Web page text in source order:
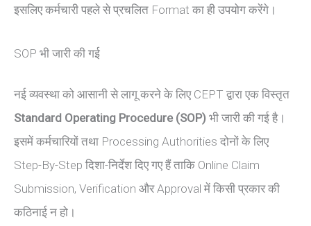
इसलिए कर्मचारी पहले से प्रचलित Format का ही उपयोग करेंगे।
SOP भी जारी की गई
नई व्यवस्था को आसानी से लागू करने के लिए CEPT द्वारा एक विस्तृत
Standard Operating Procedure (SOP) भी जारी की गई है।
इसमें कर्मचारियों तथा Processing Authorities दोनों के लिए
Step-By-Step दिशा-निर्देश दिए गए हैं ताकि Online Claim
Submission, Verification और Approval में किसी प्रकार की
कठिनाई न हो।